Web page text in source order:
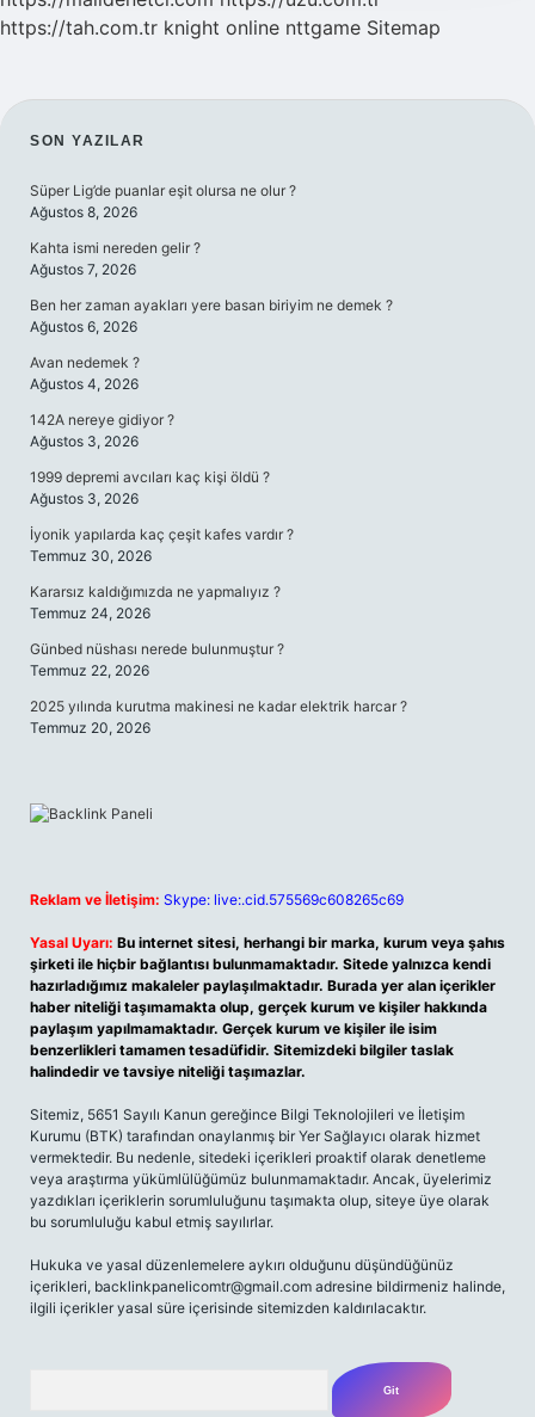
https://tah.com.tr knight online nttgame Sitemap
SIDEBAR
SON YAZILAR
Süper Lig’de puanlar eşit olursa ne olur ?
Ağustos 8, 2026
Kahta ismi nereden gelir ?
Ağustos 7, 2026
Ben her zaman ayakları yere basan biriyim ne demek ?
Ağustos 6, 2026
Avan nedemek ?
Ağustos 4, 2026
142A nereye gidiyor ?
Ağustos 3, 2026
1999 depremi avcıları kaç kişi öldü ?
Ağustos 3, 2026
İyonik yapılarda kaç çeşit kafes vardır ?
Temmuz 30, 2026
Kararsız kaldığımızda ne yapmalıyız ?
Temmuz 24, 2026
Günbed nüshası nerede bulunmuştur ?
Temmuz 22, 2026
2025 yılında kurutma makinesi ne kadar elektrik harcar ?
Temmuz 20, 2026
Reklam ve İletişim: Skype: live:.cid.575569c608265c69
Yasal Uyarı: Bu internet sitesi, herhangi bir marka, kurum veya şahıs
şirketi ile hiçbir bağlantısı bulunmamaktadır. Sitede yalnızca kendi
hazırladığımız makaleler paylaşılmaktadır. Burada yer alan içerikler
haber niteliği taşımamakta olup, gerçek kurum ve kişiler hakkında
paylaşım yapılmamaktadır. Gerçek kurum ve kişiler ile isim
benzerlikleri tamamen tesadüfidir. Sitemizdeki bilgiler taslak
halindedir ve tavsiye niteliği taşımazlar.
Sitemiz, 5651 Sayılı Kanun gereğince Bilgi Teknolojileri ve İletişim
Kurumu (BTK) tarafından onaylanmış bir Yer Sağlayıcı olarak hizmet
vermektedir. Bu nedenle, sitedeki içerikleri proaktif olarak denetleme
veya araştırma yükümlülüğümüz bulunmamaktadır. Ancak, üyelerimiz
yazdıkları içeriklerin sorumluluğunu taşımakta olup, siteye üye olarak
bu sorumluluğu kabul etmiş sayılırlar.
Hukuka ve yasal düzenlemelere aykırı olduğunu düşündüğünüz
içerikleri, backlinkpanelicomtr@gmail.com adresine bildirmeniz halinde,
ilgili içerikler yasal süre içerisinde sitemizden kaldırılacaktır.